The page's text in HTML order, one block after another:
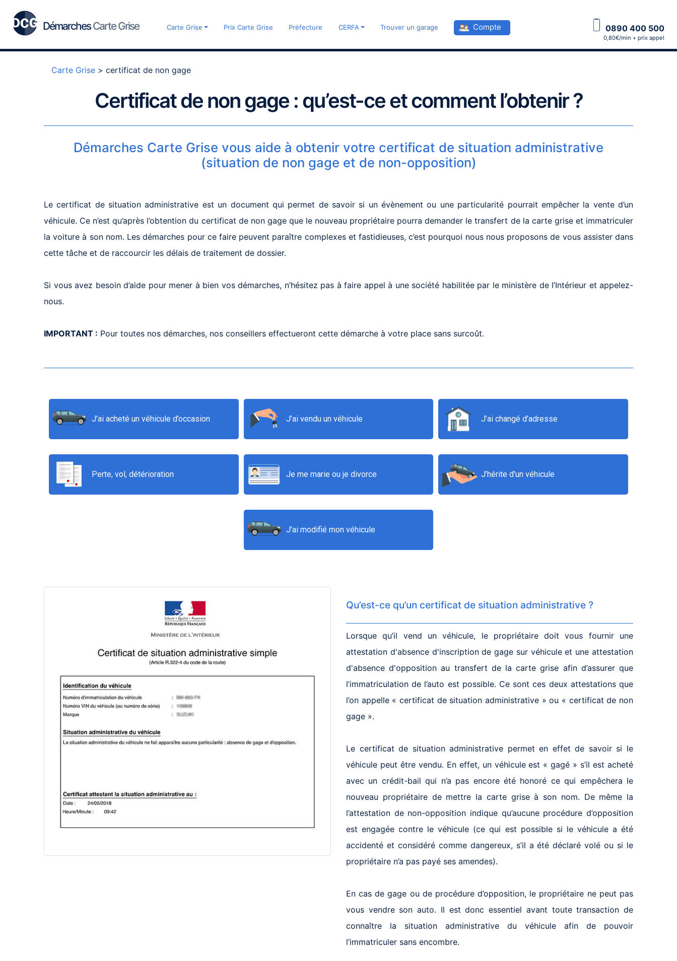
DémarchesCarte Grise Carte Grise Prix Carte Grise Préfecture CERFA Trouver un garage Compte 0890 400 500
0,80€/min + prix appel
Carte Grise > certificat de non gage
Certificat de non gage : qu’est-ce et comment l’obtenir ?
Démarches Carte Grise vous aide à obtenir votre certificat de situation administrative
(situation de non gage et de non-opposition)
Le certificat de situation administrative est un document qui permet de savoir si un évènement ou une particularité pourrait empêcher la vente d’un
véhicule. Ce n’est qu’après l’obtention du certificat de non gage que le nouveau propriétaire pourra demander le transfert de la carte grise et immatriculer
la voiture à son nom. Les démarches pour ce faire peuvent paraître complexes et fastidieuses, c’est pourquoi nous nous proposons de vous assister dans
cette tâche et de raccourcir les délais de traitement de dossier.
Si vous avez besoin d’aide pour mener à bien vos démarches, n’hésitez pas à faire appel à une société habilitée par le ministère de l’Intérieur et appelez-
nous.
IMPORTANT : Pour toutes nos démarches, nos conseillers effectueront cette démarche à votre place sans surcoût.
J’ai acheté un véhicule d’occasion J’ai vendu un véhicule J’ai changé d'adresse
Perte, vol, détérioration Je me marie ou je divorce J’hérite d'un véhicule
J'ai modifié mon véhicule
Qu’est-ce qu’un certificat de situation administrative ?
Lorsque qu’il vend un véhicule, le propriétaire doit vous fournir une
attestation d'absence d'inscription de gage sur véhicule et une attestation
d'absence d'opposition au transfert de la carte grise afin d’assurer que
l’immatriculation de l’auto est possible. Ce sont ces deux attestations que
l’on appelle « certificat de situation administrative » ou « certificat de non
gage ».
Le certificat de situation administrative permet en effet de savoir si le
véhicule peut être vendu. En effet, un véhicule est « gagé » s’il est acheté
avec un crédit-bail qui n’a pas encore été honoré ce qui empêchera le
nouveau propriétaire de mettre la carte grise à son nom. De même la
l’attestation de non-opposition indique qu’aucune procédure d’opposition
est engagée contre le véhicule (ce qui est possible si le véhicule a été
accidenté et considéré comme dangereux, s’il a été déclaré volé ou si le
propriétaire n’a pas payé ses amendes).
En cas de gage ou de procédure d’opposition, le propriétaire ne peut pas
vous vendre son auto. Il est donc essentiel avant toute transaction de
connaître la situation administrative du véhicule afin de pouvoir
l’immatriculer sans encombre.